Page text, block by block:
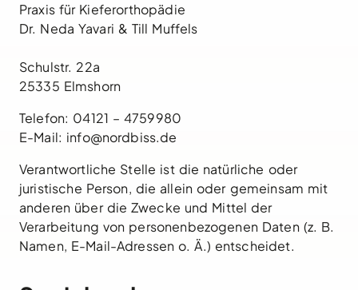
Praxis für Kieferorthopädie
Dr. Neda Yavari & Till Muffels
Schulstr. 22a
25335 Elmshorn
Telefon: 04121 – 4759980
E-Mail: info@nordbiss.de
Verantwortliche Stelle ist die natürliche oder
juristische Person, die allein oder gemeinsam mit
anderen über die Zwecke und Mittel der
Verarbeitung von personenbezogenen Daten (z. B.
Namen, E-Mail-Adressen o. Ä.) entscheidet.